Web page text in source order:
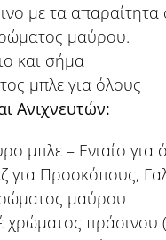
με τα
μαύρου.
και σήμα
μπλε για όλους
Ανιχνευτών:
μπλε – Ενιαίο για
για Προσκόπους,
μαύρου
χρώματος πράσινου